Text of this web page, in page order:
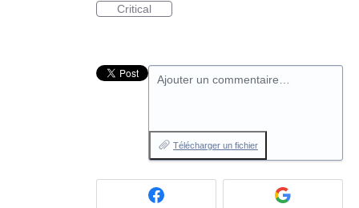
Critical
Ajouter un commentaire…
Télécharger un fichier